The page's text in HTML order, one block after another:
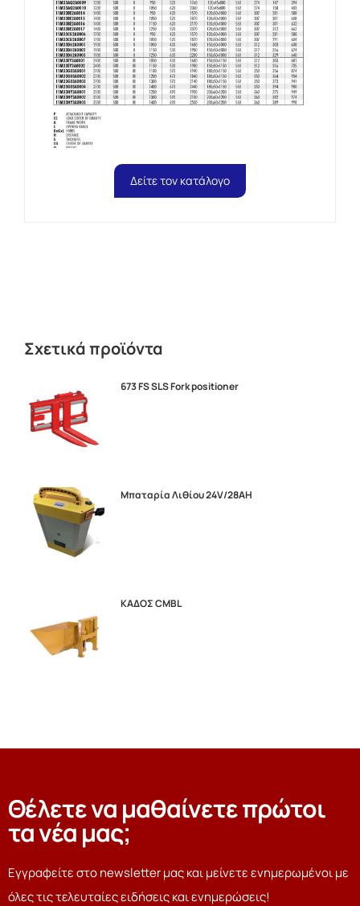
Δείτε τον κατάλογο
Σχετικά προϊόντα
673 FS SLS Fork positioner
Μπαταρία Λιθίου 24V/28AH
ΚΑΔΟΣ CMBL
Θέλετε να μαθαίνετε πρώτοι
τα νέα μας;
Εγγραφείτε στο newsletter μας και μείνετε ενημερωμένοι με
όλες τις τελευταίες ειδήσεις και ενημερώσεις!